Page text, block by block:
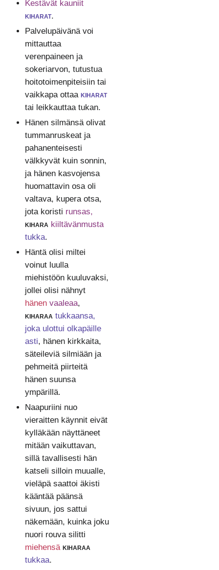
Kestävät kauniit
kiharat.
Palvelupäivänä voi
mittauttaa
verenpaineen ja
sokeriarvon, tutustua
hoitotoimenpiteisiin tai
vaikkapa ottaa kiharat
tai leikkauttaa tukan.
Hänen silmänsä olivat
tummanruskeat ja
pahanenteisesti
välkkyvät kuin sonnin,
ja hänen kasvojensa
huomattavin osa oli
valtava, kupera otsa,
jota koristi runsas,
kihara kiiltävänmusta
tukka.
Häntä olisi miltei
voinut luulla
miehistöön kuuluvaksi,
jollei olisi nähnyt
hänen vaaleaa,
kiharaa tukkaansa,
joka ulottui olkapäille
asti, hänen kirkkaita,
säteileviä silmiään ja
pehmeitä piirteitä
hänen suunsa
ympärillä.
Naapuriini nuo
vieraitten käynnit eivät
kylläkään näyttäneet
mitään vaikuttavan,
sillä tavallisesti hän
katseli silloin muualle,
vieläpä saattoi äkisti
kääntää päänsä
sivuun, jos sattui
näkemään, kuinka joku
nuori rouva silitti
miehensä kiharaa
tukkaa.